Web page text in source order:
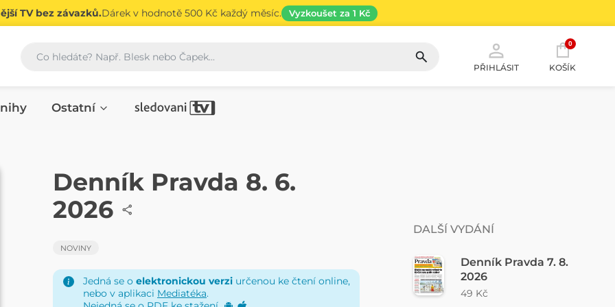
TV bez závazků.Dárek v hodnotě 500 Kč každý měsíc. Vyzkoušet za 1 Kč
Vyhledávání
PŘIHLÁSIT
0
KOŠÍK
Ostatní
NOVINY
Denník Pravda 8. 6.
2026
NOVINY
Jedná se o elektronickou verzi určenou ke čtení online,
nebo v aplikaci Mediatéka.
DALŠÍ VYDÁNÍ
Denník Pravda 7. 8.
2026
49 Kč